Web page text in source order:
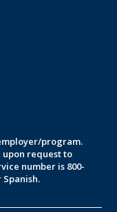
program.
request to
number is 800-
Spanish.